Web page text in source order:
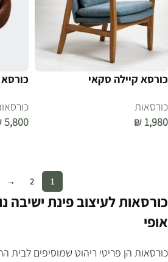
כורסא קיילה סקאי
כורסאות
₪ 1,980
5,800
1
2
→
כורסאות לעיצוב פינת ישיבה
אופי
כורסאות הן פריטי ריהוט שמוסיפים לבית